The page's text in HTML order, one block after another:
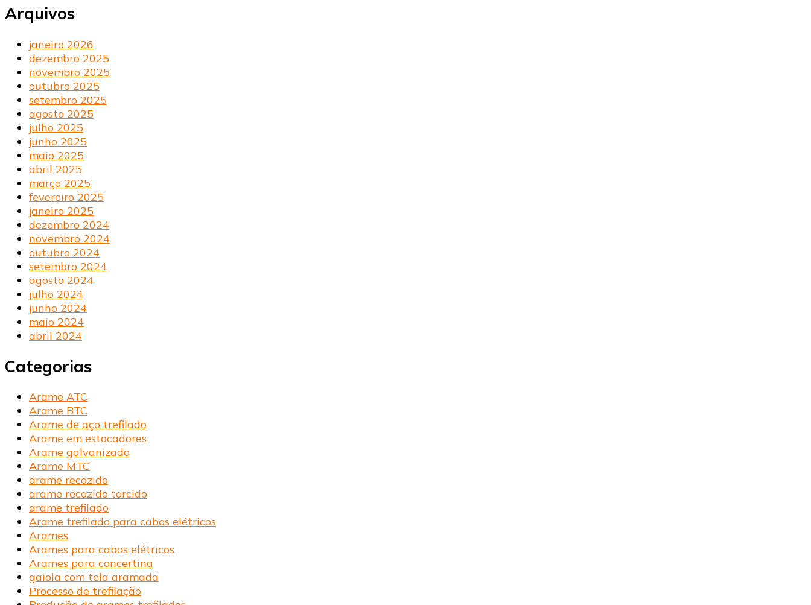
Arquivos
janeiro 2026
dezembro 2025
novembro 2025
outubro 2025
setembro 2025
agosto 2025
julho 2025
junho 2025
maio 2025
abril 2025
março 2025
fevereiro 2025
janeiro 2025
dezembro 2024
novembro 2024
outubro 2024
setembro 2024
agosto 2024
julho 2024
junho 2024
maio 2024
abril 2024
Categorias
Arame ATC
Arame BTC
Arame de aço trefilado
Arame em estocadores
Arame galvanizado
Arame MTC
arame recozido
arame recozido torcido
arame trefilado
Arame trefilado para cabos elétricos
Arames
Arames para cabos elétricos
Arames para concertina
gaiola com tela aramada
Processo de trefilação